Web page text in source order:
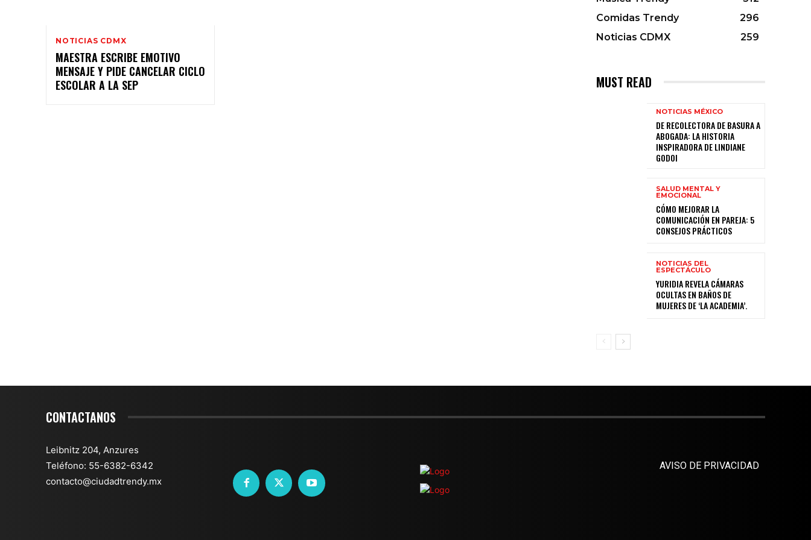
NOTICIAS CDMX
MAESTRA ESCRIBE EMOTIVO
MENSAJE Y PIDE CANCELAR CICLO
ESCOLAR A LA SEP
Comidas Trendy
296
Noticias CDMX
259
MUST READ
NOTICIAS MÉXICO
DE RECOLECTORA DE BASURA A
ABOGADA: LA HISTORIA
INSPIRADORA DE LINDIANE
GODOI
SALUD MENTAL Y
EMOCIONAL
CÓMO MEJORAR LA
COMUNICACIÓN EN PAREJA: 5
CONSEJOS PRÁCTICOS
NOTICIAS DEL
ESPECTÁCULO
YURIDIA REVELA CÁMARAS
OCULTAS EN BAÑOS DE
MUJERES DE ‘LA ACADEMIA’.
CONTACTANOS
Leibnitz 204, Anzures
Teléfono: 55-6382-6342
contacto@ciudadtrendy.mx
AVISO DE PRIVACIDAD